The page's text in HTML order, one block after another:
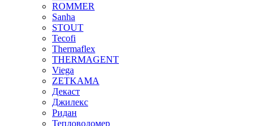
ROMMER
Sanha
STOUT
Tecofi
Thermaflex
THERMAGENT
Viega
ZETKAMA
Декаст
Джилекс
Ридан
Тепловодомер